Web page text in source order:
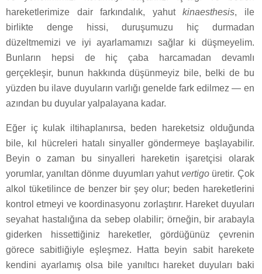
hareketlerimize dair farkındalık, yahutkinaesthesis, ile
birlikte denge hissi, duruşumuzu hiç durmadan
düzeltmemizi ve iyi ayarlamamızı sağlar ki düşmeyelim.
Bunların hepsi de hiç çaba harcamadan devamlı
gerçekleşir, bunun hakkında düşünmeyiz bile, belki de bu
yüzden bu ilave duyuların varlığı genelde fark edilmez — en
azından bu duyular yalpalayana kadar.
Eğer iç kulak iltihaplanırsa, beden hareketsiz olduğunda
bile, kıl hücreleri hatalı sinyaller göndermeye başlayabilir.
Beyin o zaman bu sinyalleri hareketin işaretçisi olarak
yorumlar, yanıltan dönme duyumları yahut vertigo üretir. Çok
alkol tüketilince de benzer bir şey olur; beden hareketlerini
kontrol etmeyi ve koordinasyonu zorlaştırır. Hareket duyuları
seyahat hastalığına da sebep olabilir; örneğin, bir arabayla
giderken hissettiğiniz hareketler, gördüğünüz çevrenin
görece sabitliğiyle eşleşmez. Hatta beyin sabit harekete
kendini ayarlamış olsa bile yanıltıcı hareket duyuları baki